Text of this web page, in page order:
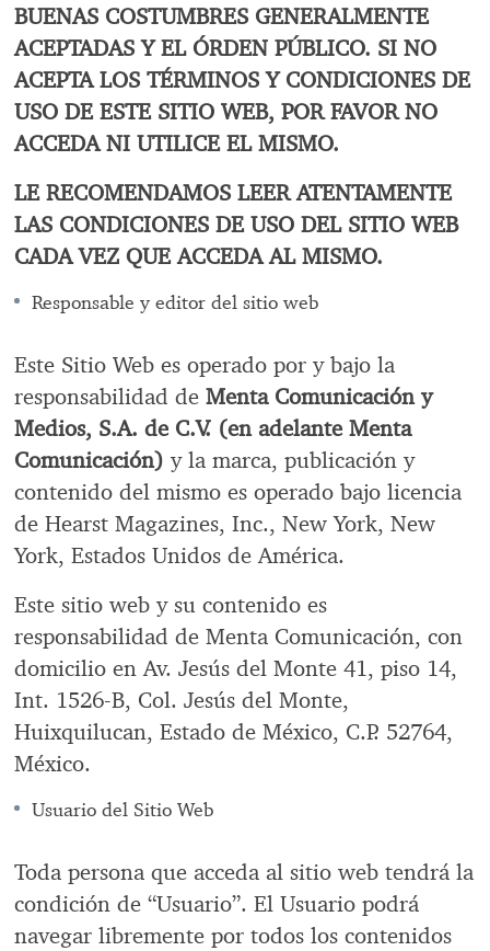
BUENAS COSTUMBRES GENERALMENTE
ACEPTADAS Y EL ÓRDEN PÚBLICO. SI NO
ACEPTA LOS TÉRMINOS Y CONDICIONES DE
USO DE ESTE SITIO WEB, POR FAVOR NO
ACCEDA NI UTILICE EL MISMO.
LE RECOMENDAMOS LEER ATENTAMENTE
LAS CONDICIONES DE USO DEL SITIO WEB
CADA VEZ QUE ACCEDA AL MISMO.
Responsable y editor del sitio web
Este Sitio Web es operado por y bajo la
responsabilidad deMenta Comunicación y
Medios, S.A. de C.V. (en adelante Menta
Comunicación) y la marca, publicación y
contenido del mismo es operado bajo licencia
de Hearst Magazines, Inc., New York, New
York, Estados Unidos de América.
Este sitio web y su contenido es
responsabilidad de Menta Comunicación, con
domicilio en Av. Jesús del Monte 41, piso 14,
Int. 1526-B, Col. Jesús del Monte,
Huixquilucan, Estado de México, C.P. 52764,
México.
Usuario del Sitio Web
Toda persona que acceda al sitio web tendrá la
condición de “Usuario”. El Usuario podrá
navegar libremente por todos los contenidos